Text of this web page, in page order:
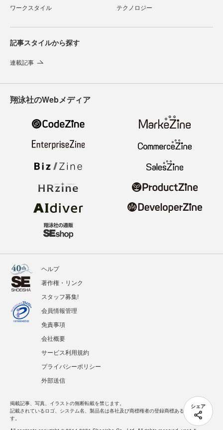
シェア
ワークスタイル テクノロジー
記事スタイルから探す
連載記事
翔泳社のWebメディア
ヘルプ
著作権・リンク
スタッフ募集!
会員情報管理
免責事項
会社概要
サービス利用規約
プライバシーポリシー
外部送信
掲載記事、写真、イラストの無断転載を禁じます。
記載されているロゴ、システム名、製品名は各社及び商標権者の登録商標あるいは商標で
す。